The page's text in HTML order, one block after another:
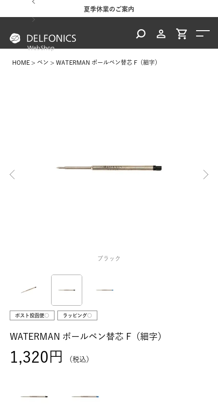
夏季休業のご案内
HOME ペン WATERMAN ボールペン替芯 F（細字）
ブラック
ポスト投函便○ ラッピング○
WATERMAN ボールペン替芯 F（細字）
1,320 税込